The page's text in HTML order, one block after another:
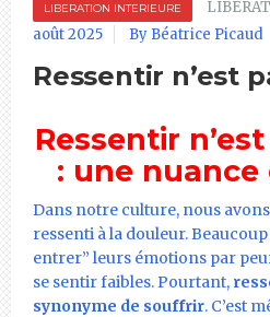
LIBERATION INTERIEURE
août 2025
By Béatrice Picaud
Ressentir n’est
Ressentir
: une nuance
Dans notre culture, nous
ressenti à la douleur.
entrer” leurs émotions par
se sentir faibles. Pourtant,
synonyme de souffrir. C’est